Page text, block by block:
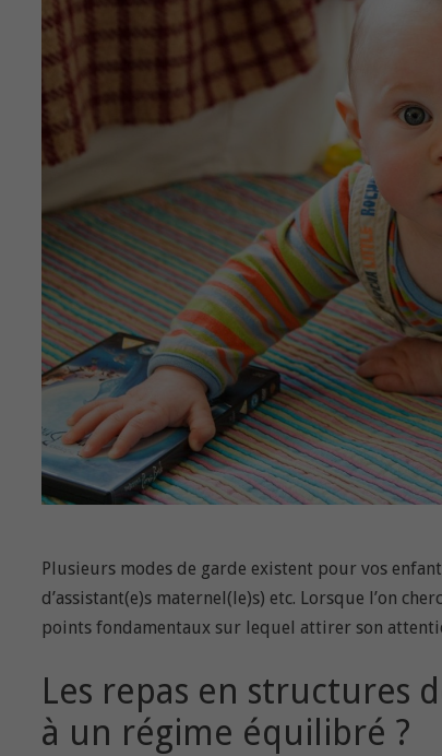
Plusieurs modes de garde existent pour vos
d’assistant(e)s maternel(le)s) etc. Lorsque l’on
points fondamentaux sur lequel attirer son
Les repas en structures
à un régime équilibré ?